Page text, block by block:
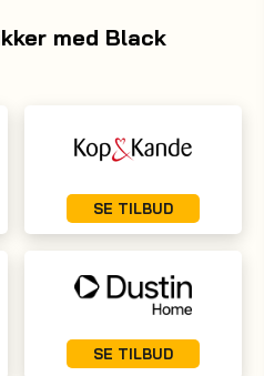
med Black
SE TILBUD
SE TILBUD